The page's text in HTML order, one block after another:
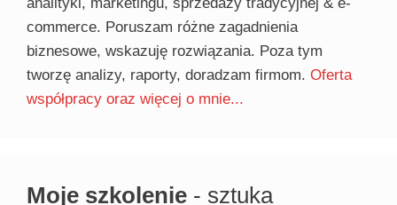
analityki, marketingu, sprzedaży tradycyjnej & e-
commerce. Poruszam różne zagadnienia
biznesowe, wskazuję rozwiązania. Poza tym
tworzę analizy, raporty, doradzam firmom. Oferta
współpracy oraz więcej o mnie...
Moje szkolenie - sztuka